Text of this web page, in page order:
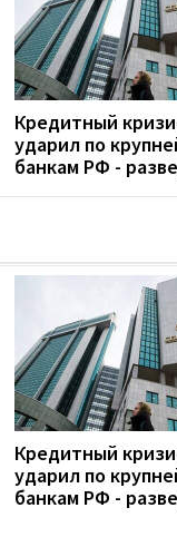
Кредитный
ударил по
банкам РФ -
Кредитный
ударил по
банкам РФ -